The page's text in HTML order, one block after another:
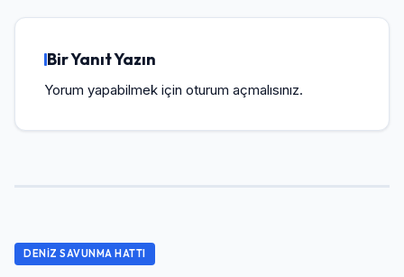
Bir Yanıt Yazın
Yorum yapabilmek için oturum açmalısınız.
DENIZ SAVUNMA HATTI